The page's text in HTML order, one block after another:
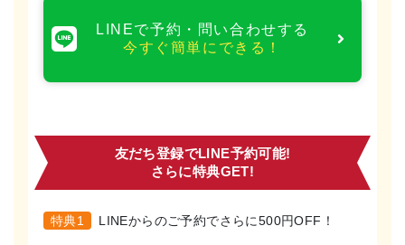
LINEで予約・問い合わせする
今すぐ簡単にできる！
友だち登録でLINE予約可能!
さらに特典GET!
特典1 LINEからのご予約でさらに500円OFF！